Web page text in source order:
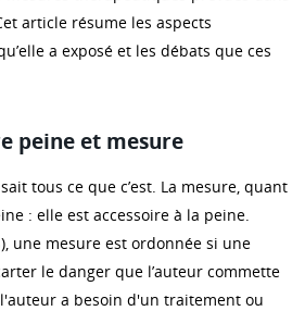
article résume les aspects
a exposé et les débats que ces
peine et mesure
tous ce que c’est. La mesure, quant
: elle est accessoire à la peine.
une mesure est ordonnée si une
le danger que l’auteur commette
a besoin d'un traitement ou